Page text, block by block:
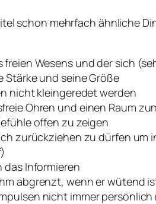
schon mehrfach ähnliche
freien Wesens und der sich
Stärke und seine Größe
nicht kleingeredet werden
Ohren und einen Raum
offen zu zeigen
zurückziehen zu dürfen um
das Informieren
abgrenzt, wenn er wütend
nicht immer